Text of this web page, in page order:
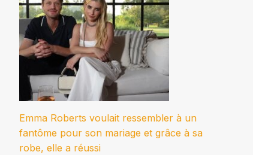
Emma Roberts voulait ressembler à un
fantôme pour son mariage et grâce à sa
robe, elle a réussi